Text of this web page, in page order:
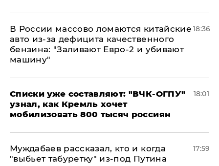
В России массово ломаются китайские
авто из-за дефицита качественного
бензина: "Заливают Евро-2 и убивают
машину"
18:36
Списки уже составляют: "ВЧК-ОГПУ"
узнал, как Кремль хочет
мобилизовать 800 тысяч россиян
18:01
Муждабаев рассказал, кто и когда
"выбьет табуретку" из-под Путина
17:59